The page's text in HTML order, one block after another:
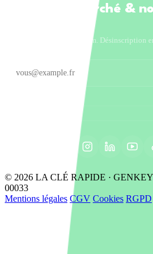
Tendances marché &
Un email par mois maximum. Désinscription
© 2026 LA CLÉ RAPIDE ·
00033
Mentions légales CGV Cookies RGPD